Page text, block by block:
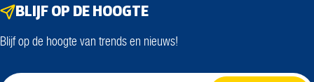
BLIJF OP DE HOOGTE
Blijf op de hoogte van trends en nieuws!